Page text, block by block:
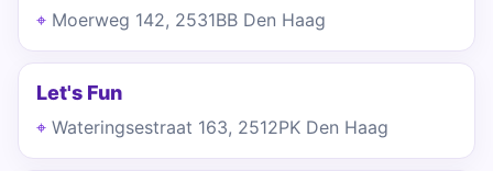
Moerweg 142, 2531BB Den Haag
Let's Fun
Wateringsestraat 163, 2512PK Den Haag